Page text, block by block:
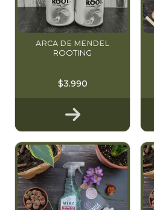
ARCA DE MENDEL
ROOTING
$3.990